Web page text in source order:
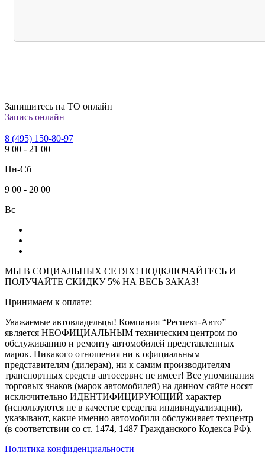
Запишитесь на ТО онлайн
Запись онлайн
8 (495) 150-80-97
9 00 - 21 00
Пн-Сб
9 00 - 20 00
Вс
МЫ В СОЦИАЛЬНЫХ СЕТЯХ! ПОДКЛЮЧАЙТЕСЬ И
ПОЛУЧАЙТЕ СКИДКУ 5% НА ВЕСЬ ЗАКАЗ!
Принимаем к оплате:
Уважаемые автовладельцы! Компания “Респект-Авто”
является НЕОФИЦИАЛЬНЫМ техническим центром по
обслуживанию и ремонту автомобилей представленных
марок. Никакого отношения ни к официальным
представителям (дилерам), ни к самим производителям
транспортных средств автосервис не имеет! Все упоминания
торговых знаков (марок автомобилей) на данном сайте носят
исключительно ИДЕНТИФИЦИРУЮЩИЙ характер
(используются не в качестве средства индивидуализации),
указывают, какие именно автомобили обслуживает техцентр
(в соответствии со ст. 1474, 1487 Гражданского Кодекса РФ).
Политика конфиденциальности